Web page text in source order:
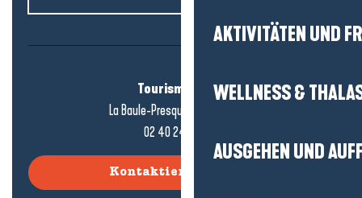
AKTIVITÄTEN UND
WELLNESS &
AUSGEHEN UND
Tourismusbüro
La Baule-Presqu'île de Guérande
02 40 24 34 44
Kontaktieren Sie uns